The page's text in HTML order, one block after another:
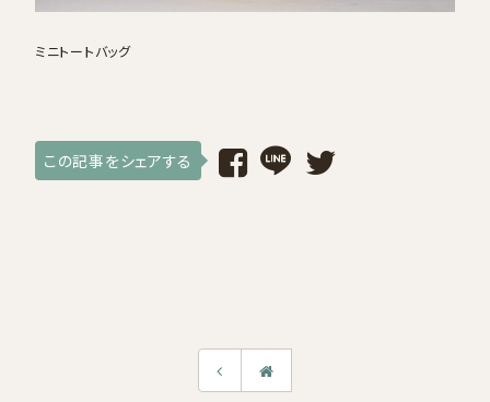
ログイン / 会員登録
ミニトートバッグ
この記事をシェアする